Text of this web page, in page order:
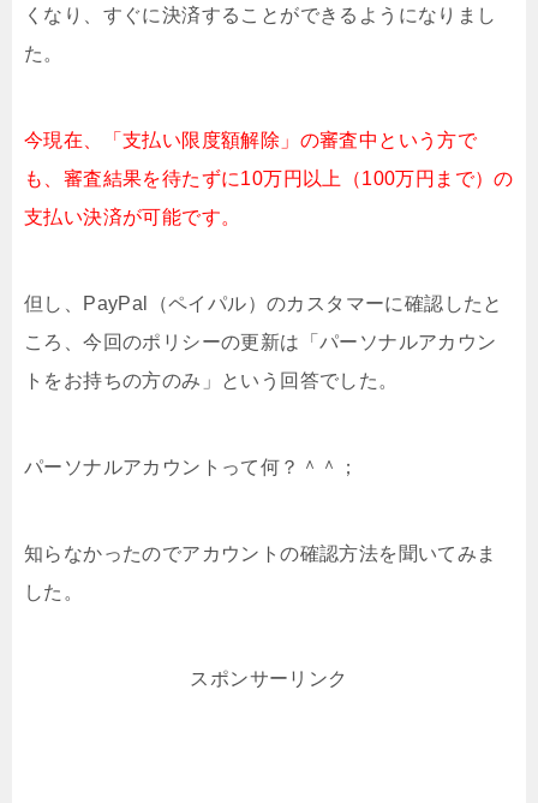
くなり、すぐに決済することができるようになりまし
た。
今現在、「支払い限度額解除」の審査中という方で
も、審査結果を待たずに10万円以上（100万円まで）の
支払い決済が可能です。
但し、PayPal（ペイパル）のカスタマーに確認したと
ころ、今回のポリシーの更新は「パーソナルアカウン
トをお持ちの方のみ」という回答でした。
パーソナルアカウントって何？＾＾；
知らなかったのでアカウントの確認方法を聞いてみま
した。
スポンサーリンク